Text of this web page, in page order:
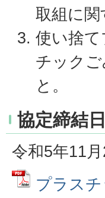
取組に関
使い捨
チック
と。
協定締結日
令和5年11月
プラス